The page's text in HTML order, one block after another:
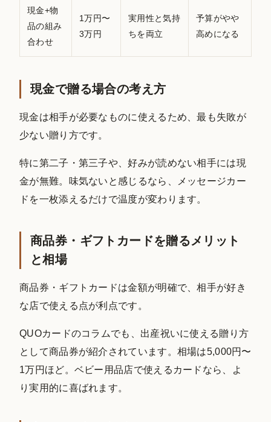
現金+物
品の組み
合わせ
1万円〜
3万円
実用性と気持
ちを両立
予算がやや
高めになる
現金で贈る場合の考え方
現金は相手が必要なものに使えるため、最も失敗が
少ない贈り方です。
特に第二子・第三子や、好みが読めない相手には現
金が無難。味気ないと感じるなら、メッセージカー
ドを一枚添えるだけで温度が変わります。
商品券・ギフトカードを贈るメリット
と相場
商品券・ギフトカードは金額が明確で、相手が好き
な店で使える点が利点です。
QUOカードのコラムでも、出産祝いに使える贈り方
として商品券が紹介されています。相場は5,000円〜
1万円ほど。ベビー用品店で使えるカードなら、よ
り実用的に喜ばれます。